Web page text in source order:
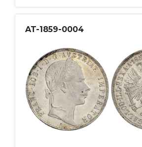
AT-1859-0004